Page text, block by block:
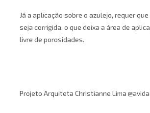
Já a aplicação sobre o azulejo, requer
seja corrigida, o que deixa a área de
livre de porosidades.
Projeto Arquiteta Christianne Lima